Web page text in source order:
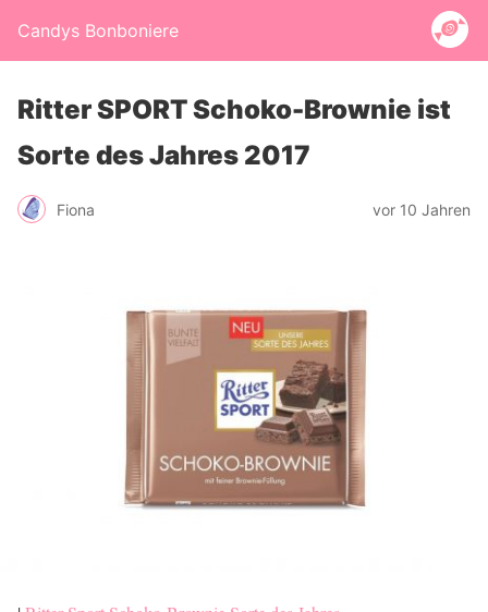
Candys Bonboniere
Ritter SPORT Schoko-Brownie ist
Sorte des Jahres 2017
Fiona vor 10 Jahren